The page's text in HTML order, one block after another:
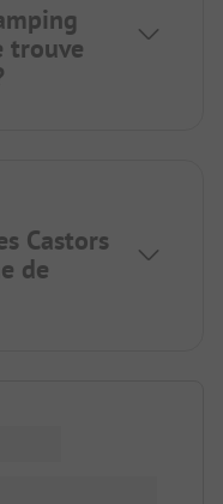
trouve
Castors
de